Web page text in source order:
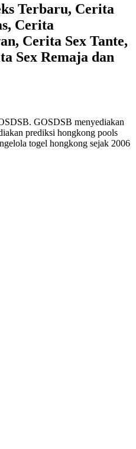
Terbaru, Cerita
Cerita
Cerita Sex Tante,
Sex Remaja dan
GOSDSB menyediakan
prediksi hongkong pools
togel hongkong sejak 2006